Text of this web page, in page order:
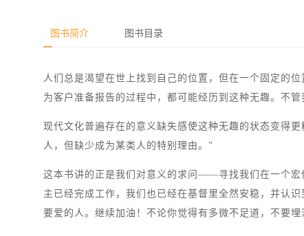
图书简介 图书目录
人们总是渴望在世上找到自己的位置，但在一个固定的
为客户准备报告的过程中，都可能经历到这种无趣。不
现代文化普遍存在的意义缺失感使这种无趣的状态变得
人，但缺少成为某类人的特别理由。”
这本书讲的正是我们对意义的求问——寻找我们在一个宏
主已经完成工作，我们也已经在基督里全然安稳，并认
要爱的人。继续加油！不论你觉得有多微不足道，不要